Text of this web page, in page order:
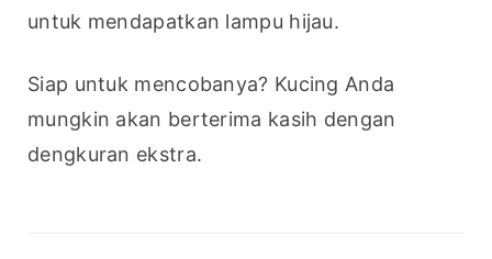
untuk mendapatkan lampu hijau.
Siap untuk mencobanya? Kucing Anda
mungkin akan berterima kasih dengan
dengkuran ekstra.